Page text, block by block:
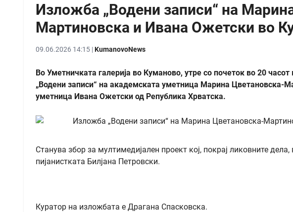
Изложба „Водени записи“ на
Мартиновска и Ивана Ожетски во
09.06.2026 14:15 |KumanovoNews
Во Уметничката галерија во Куманово, утре со почеток во 20
„Водени записи“ на академската уметница Марина Цветановска-
уметница Ивана Ожетски од Република Хрватска.
Станува збор за мултимедијален проект кој, покрај ликовните
пијанистката Билјана Петровски.
Куратор на изложбата е Драгана Спасковска.